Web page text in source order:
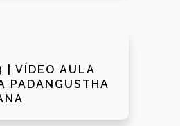
| VÍDEO AULA
PADANGUSTHA